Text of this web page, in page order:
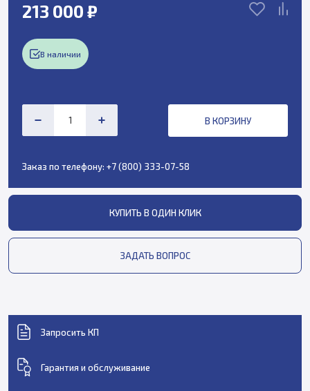
213 000 ₽
В наличии
В КОРЗИНУ
Заказ по телефону: +7 (800) 333-07-58
КУПИТЬ В ОДИН КЛИК
ЗАДАТЬ ВОПРОС
Запросить КП
Гарантия и обслуживание